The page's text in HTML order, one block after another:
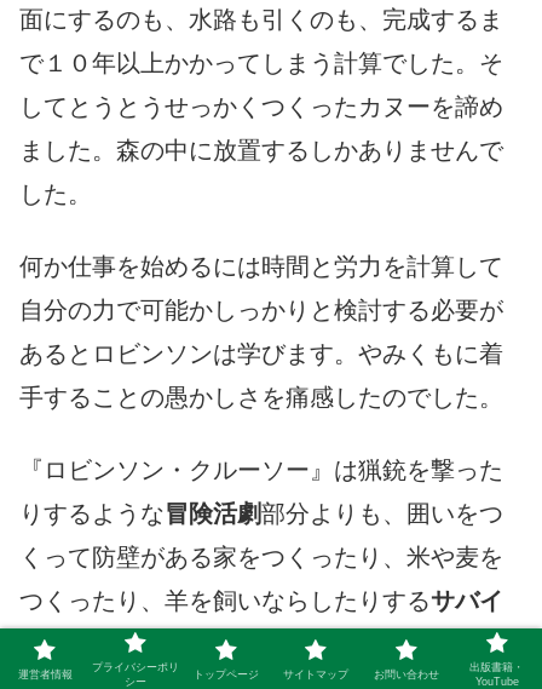
面にするのも、水路も引くのも、完成するま
で１０年以上かかってしまう計算でした。そ
してとうとうせっかくつくったカヌーを諦め
ました。森の中に放置するしかありませんで
した。
何か仕事を始めるには時間と労力を計算して
自分の力で可能かしっかりと検討する必要が
あるとロビンソンは学びます。やみくもに着
手することの愚かしさを痛感したのでした。
『ロビンソン・クルーソー』は猟銃を撃った
りするような冒険活劇部分よりも、囲いをつ
くって防壁がある家をつくったり、米や麦を
つくったり、羊を飼いならしたりするサバイ
バル
部分の方が圧倒的に面白いものがありま
運営者情報
プライバシーポリ
シー
トップページ サイトマップ お問い合わせ
出版書籍・
YouTube